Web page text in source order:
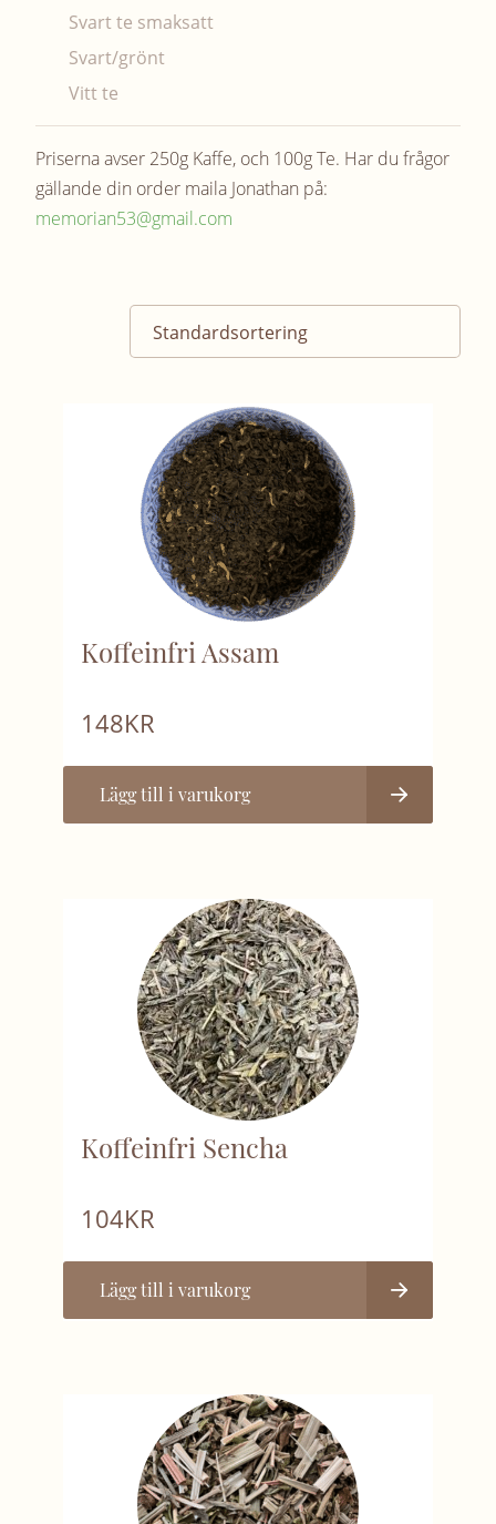
Svart te smaksatt
Svart/grönt
Vitt te
Priserna avser 250g Kaffe, och 100g Te. Har du frågor
gällande din order maila Jonathan på:
memorian53@gmail.com
Koffeinfri Assam
148KR
Lägg till i varukorg
Koffeinfri Sencha
104KR
Lägg till i varukorg